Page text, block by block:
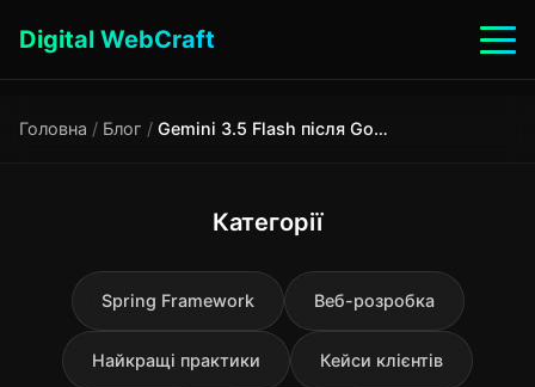
Digital WebCraft
Головна / Блог / Gemini 3.5 Flash після Google I/O 2026: нова модель, нові ціни і чому дефолт thinking змінився
Категорії
Spring Framework Веб-розробка
Найкращі практики Кейси клієнтів